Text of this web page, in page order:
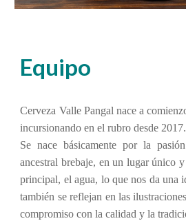
Equipo
Cerveza Valle Pangal nace a
incursionando en el rubro desde 2017.
Se nace básicamente por la
ancestral brebaje, en un lugar único
principal, el agua, lo que nos da una
también se reflejan en las
compromiso con la calidad y la